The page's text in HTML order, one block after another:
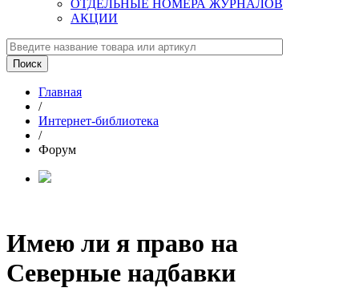
ОТДЕЛЬНЫЕ НОМЕРА ЖУРНАЛОВ
АКЦИИ
Главная
/
Интернет-библиотека
/
Форум
Имею ли я право на
Северные надбавки